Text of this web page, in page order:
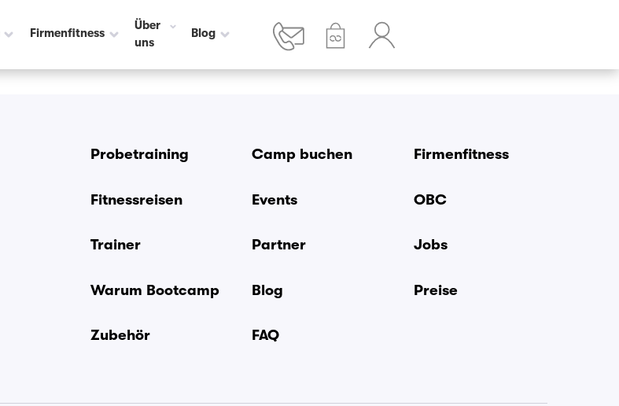
Firmenfitness
Über
uns
Blog
Probetraining Camp buchen Firmenfitness
Fitnessreisen Events OBC
Trainer Partner Jobs
Warum Bootcamp Blog Preise
Zubehör FAQ